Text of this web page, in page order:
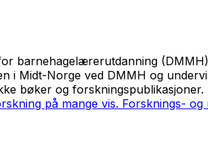
barnehagelærerutdanning
i Midt-Norge ved DMMH og
bøker og
på mange vis. Forsknings- og